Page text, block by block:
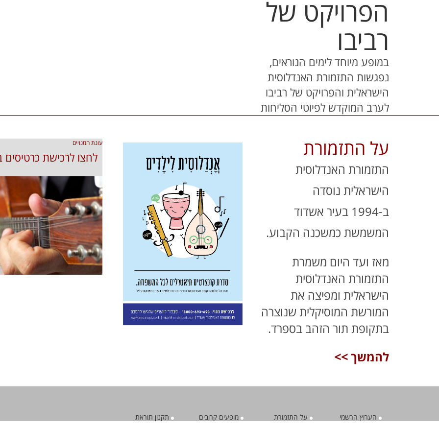
הפרויקט של
רביבו
במופע מיוחד לימים הנוראים,
נפגשות התזמורת האנדלוסית
הישראלית והפרויקט של רביבו
לערב המוקדש לפיוטי הסליחות
על התזמורת
התזמורת האנדלוסית
הישראלית נוסדה
ב-1994 בעיר אשדוד
המשמשת כמשכנה הקבוע.
מאז ועד היום משמרת
התזמורת האנדלוסית
הישראלית ומפיצה את
המורשת המוסיקלית שנוצרה
בתקופת תור הזהב בספרד.
להמשך >>
עונת המנויים
לחצו לרכישת
הערוץ הרשמי
על התזמורת
מופעים קרובים
תקנון תוראת